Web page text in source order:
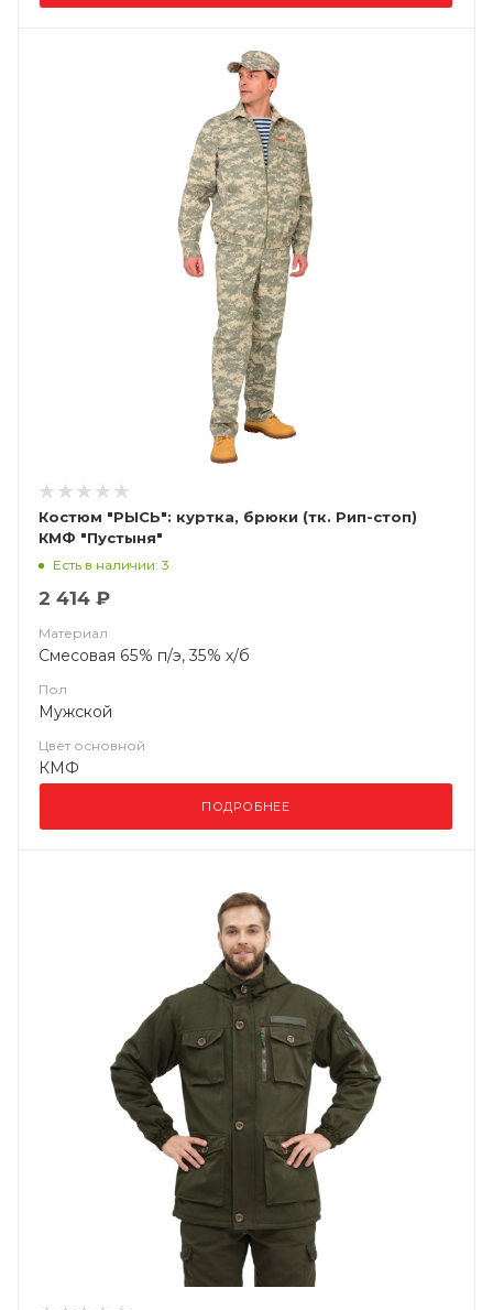
Костюм "РЫСЬ": куртка, брюки (тк. Рип-стоп)
КМФ "Пустыня"
Есть в наличии: 3
2 414 ₽
Материал
Смесовая 65% п/э, 35% х/б
Пол
Мужской
Цвет основной
КМФ
ПОДРОБНЕЕ